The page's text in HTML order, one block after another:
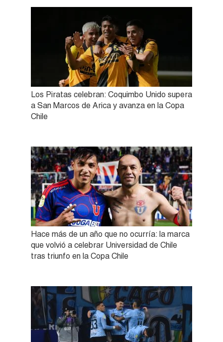
Los Piratas celebran: Coquimbo Unido supera
a San Marcos de Arica y avanza en la Copa
Chile
Hace más de un año que no ocurría: la marca
que volvió a celebrar Universidad de Chile
tras triunfo en la Copa Chile